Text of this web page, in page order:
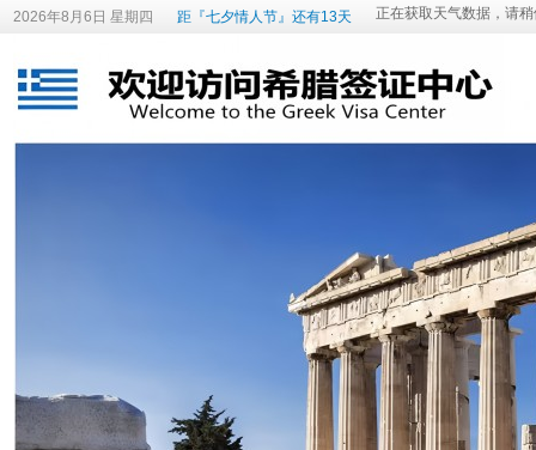
2026年8月6日 星期四 距『七夕情人节』还有13天